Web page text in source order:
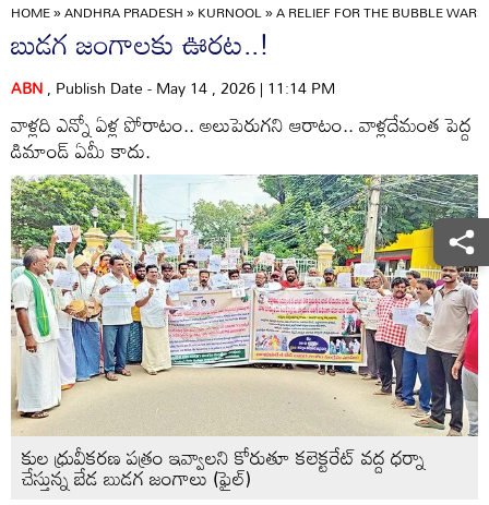
HOME»ANDHRA PRADESH»KURNOOL»A RELIEF FOR THE BUBBLE
బుడగ జంగాలకు ఊరట..!
ABN, Publish Date - May 14 , 2026 | 11:14 PM
వాళ్లది ఎన్నో ఏళ్ల పోరాటం.. అలుపెరుగని ఆరాటం.. వాళ్లదేమంత పెద్ద
డిమాండ్‌ ఏమీ కాదు.
కుల ధ్రువీకరణ పత్రం ఇవ్వాలని కోరుతూ కలెక్టరేట్‌ వద్ద ధర్నా
చేస్తున్న బేడ బుడగ జంగాలు (ఫైల్‌)